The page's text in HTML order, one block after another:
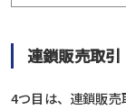
連鎖販売取引
4つ目は、連鎖販売